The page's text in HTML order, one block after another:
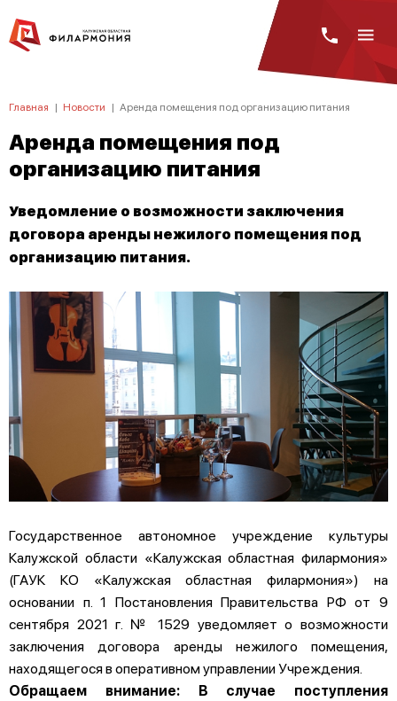
Главная | Новости | Аренда помещения под организацию питания
Аренда помещения под
организацию питания
Уведомление о возможности заключения
договора аренды нежилого помещения под
организацию питания.
Государственное автономное учреждение культуры
Калужской области «Калужская областная филармония»
(ГАУК КО «Калужская областная филармония») на
основании п. 1 Постановления Правительства РФ от 9
сентября 2021 г. № 1529 уведомляет о возможности
заключения договора аренды нежилого помещения,
находящегося в оперативном управлении Учреждения.
Обращаем внимание: В случае поступления